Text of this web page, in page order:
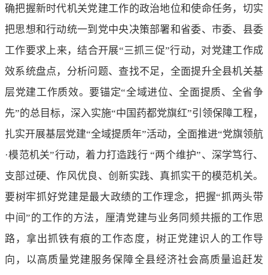
确把握新时代机关党建工作的政治地位和使命任务，切实
把思想和行动统一到党中央决策部署和省委、市委、县委
工作要求上来，结合开展“三抓三促”行动，对党建工作成
效系统盘点，分析问题、查找不足，全面提升全县机关基
层党建工作质效。要锚定“全域进位、全面提质、全省争
先”的总目标，深入实施“中国药都党旗红”引领保障工程，
扎实开展基层党建“全域提质年”活动，全面推进“党旗领航
·模范机关”行动，着力打造践行 “两个维护”、深学笃行、
支部过硬、作风优良、创新实践、真抓实干的模范机关。
要树牢抓好党建是最大政绩的工作理念，把握“抓两头带
中间”的工作的方法，厘清党建与业务同频共振的工作思
路，拿出抓铁有痕的工作态度，树正党建识人的工作导
向，以高质量党建服务保障全县经济社会高质量追赶发